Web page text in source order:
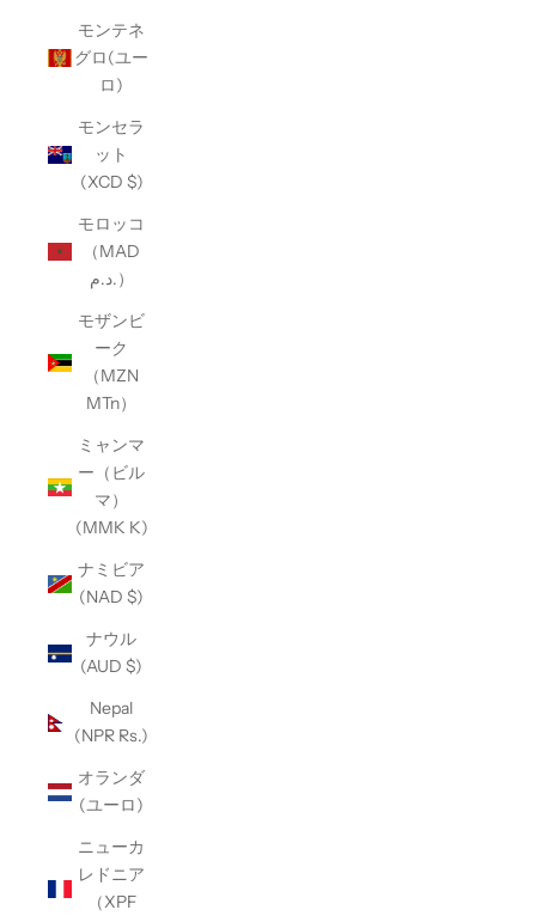
モンテネ
グロ(ユー
ロ)
モンセラ
ット
(XCD $)
モロッコ
（MAD
د.م.）
モザンビ
ーク
（MZN
MTn）
ミャンマ
ー（ビル
マ）
(MMK K)
ナミビア
(NAD $)
ナウル
(AUD $)
Nepal
(NPR Rs.)
オランダ
(ユーロ)
ニューカ
レドニア
（XPF